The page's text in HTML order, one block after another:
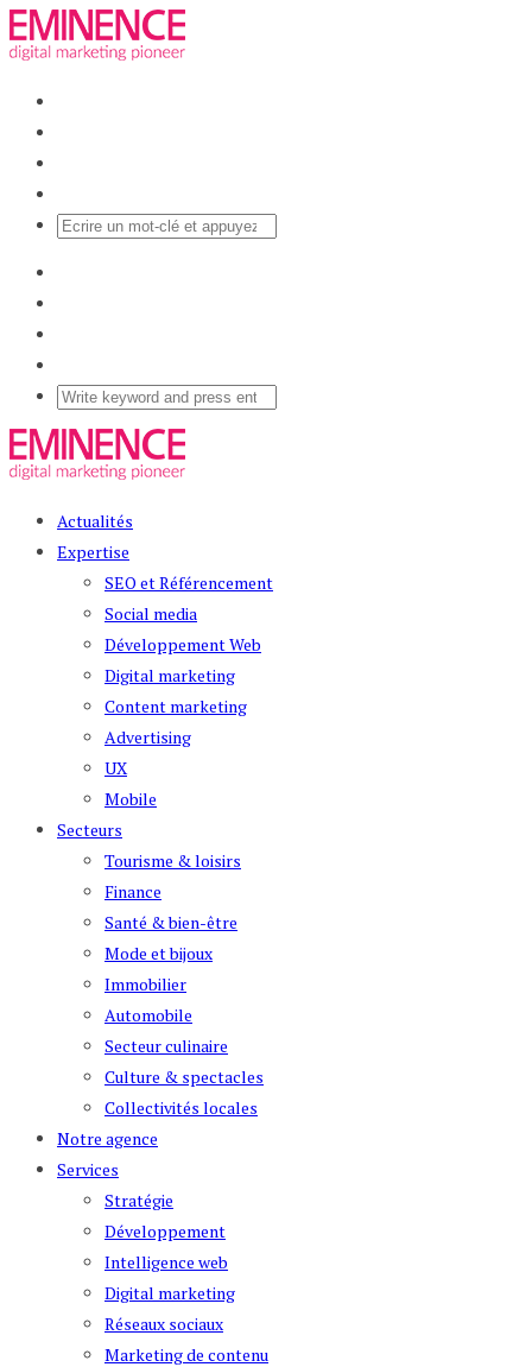
Actualités
Expertise
SEO et Référencement
Social media
Développement Web
Digital marketing
Content marketing
Advertising
UX
Mobile
Secteurs
Tourisme & loisirs
Finance
Santé & bien-être
Mode et bijoux
Immobilier
Automobile
Secteur culinaire
Culture & spectacles
Collectivités locales
Notre agence
Services
Stratégie
Développement
Intelligence web
Digital marketing
Réseaux sociaux
Marketing de contenu